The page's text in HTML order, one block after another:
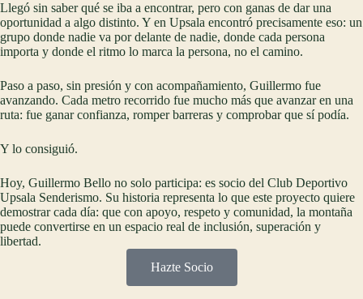
Llegó sin saber qué se iba a encontrar, pero con ganas de dar una
oportunidad a algo distinto. Y en Upsala encontró precisamente eso: un
grupo donde nadie va por delante de nadie, donde cada persona
importa y donde el ritmo lo marca la persona, no el camino.
Paso a paso, sin presión y con acompañamiento, Guillermo fue
avanzando. Cada metro recorrido fue mucho más que avanzar en una
ruta: fue ganar confianza, romper barreras y comprobar que sí podía.
Y lo consiguió.
Hoy, Guillermo Bello no solo participa: es socio del Club Deportivo
Upsala Senderismo. Su historia representa lo que este proyecto quiere
demostrar cada día: que con apoyo, respeto y comunidad, la montaña
puede convertirse en un espacio real de inclusión, superación y
libertad.
Hazte Socio